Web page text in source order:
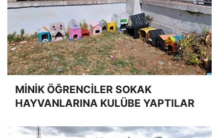
MİNİK ÖĞRENCİLER SOKAK
HAYVANLARINA KULÜBE YAPTILAR